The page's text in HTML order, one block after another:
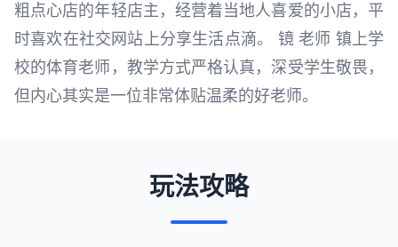
粗点心店的年轻店主，经营着当地人喜爱的小店，平
时喜欢在社交网站上分享生活点滴。 镜 老师 镇上学
校的体育老师，教学方式严格认真，深受学生敬畏，
但内心其实是一位非常体贴温柔的好老师。
玩法攻略